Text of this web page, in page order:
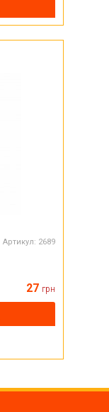
Артикул: 2689
27 грн